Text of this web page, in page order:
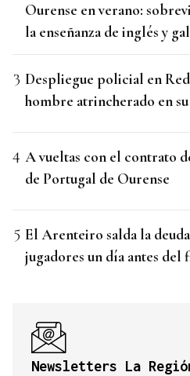
Ourense en verano:
la enseñanza de inglés y
Despliegue policial en
hombre atrincherado en
A vueltas con el contrato
de Portugal de Ourense
El Arenteiro salda la
jugadores un día antes del
Newsletters La